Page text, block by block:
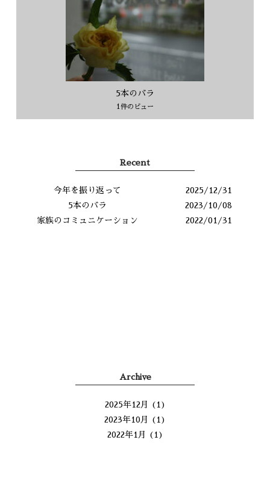
5本のバラ
1件のビュー
Recent
今年を振り返って
2025/12/31
5本のバラ
2023/10/08
家族のコミュニケーション
2022/01/31
Archive
2025年12月
(1)
2023年10月
(1)
2022年1月
(1)